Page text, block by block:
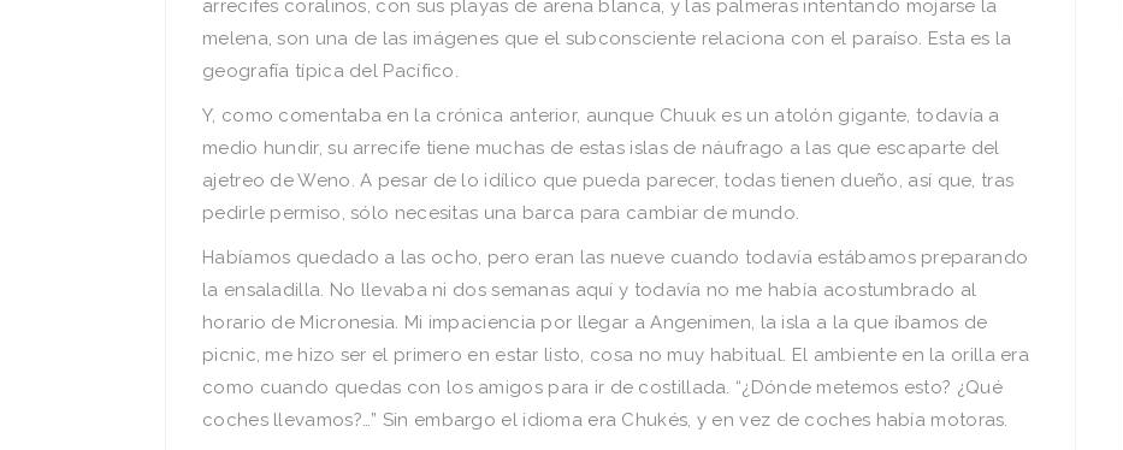
arrecifes coralinos, con sus playas de arena blanca, y las palmeras intentando mojarse la
melena, son una de las imágenes que el subconsciente relaciona con el paraíso. Esta es la
geografía típica del Pacífico.
Y, como comentaba en la crónica anterior, aunque Chuuk es un atolón gigante, todavía a
medio hundir, su arrecife tiene muchas de estas islas de náufrago a las que escaparte del
ajetreo de Weno. A pesar de lo idílico que pueda parecer, todas tienen dueño, así que, tras
pedirle permiso, sólo necesitas una barca para cambiar de mundo.
Habíamos quedado a las ocho, pero eran las nueve cuando todavía estábamos preparando
la ensaladilla. No llevaba ni dos semanas aquí y todavía no me había acostumbrado al
horario de Micronesia. Mi impaciencia por llegar a Angenimen, la isla a la que íbamos de
picnic, me hizo ser el primero en estar listo, cosa no muy habitual. El ambiente en la orilla era
como cuando quedas con los amigos para ir de costillada. “¿Dónde metemos esto? ¿Qué
coches llevamos?…” Sin embargo el idioma era Chukés, y en vez de coches había motoras.